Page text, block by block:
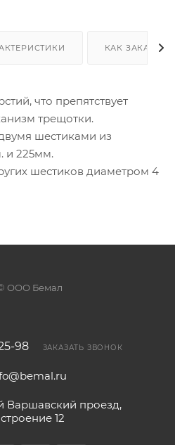
КАК ЗАКАЗАТЬ
что препятствует
трещотки.
шестиками из
и 225мм.
шестиков диаметром 4
ООО Бемал
98 ЗАКАЗАТЬ ЗВОНОК
Варшавский проезд,
12